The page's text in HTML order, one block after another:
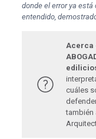
donde el error ya
entendido,
Acerca
cuáles
también